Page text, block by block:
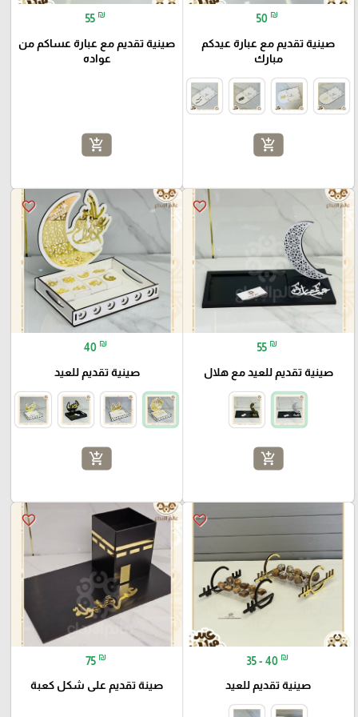
50 ₪
صينية تقديم مع عبارة عيدكم
مبارك
add_shopping_cart
55 ₪
صينية تقديم مع عبارة عساكم من
عواده
add_shopping_cart
favorite_border
55 ₪
صينية تقديم للعيد مع هلال
add_shopping_cart
favorite_border
40 ₪
صينية تقديم للعيد
add_shopping_cart
favorite_border
35 - 40 ₪
صينية تقديم للعيد
favorite_border
75 ₪
صينة تقديم على شكل كعبة